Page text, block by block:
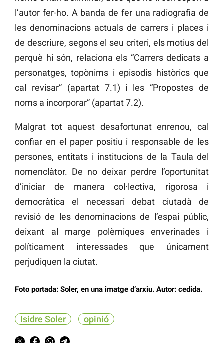
l’autor fer-ho. A banda de fer una radiografia de
les denominacions actuals de carrers i places i
de descriure, segons el seu criteri, els motius del
perquè hi són, relaciona els “Carrers dedicats a
personatges, topònims i episodis històrics que
cal revisar” (apartat 7.1) i les “Propostes de
noms a incorporar” (apartat 7.2).
Malgrat tot aquest desafortunat enrenou, cal
confiar en el paper positiu i responsable de les
persones, entitats i institucions de la Taula del
nomenclàtor. De no deixar perdre l’oportunitat
d’iniciar de manera col·lectiva, rigorosa i
democràtica el necessari debat ciutadà de
revisió de les denominacions de l’espai públic,
deixant al marge polèmiques enverinades i
políticament interessades que únicament
perjudiquen la ciutat.
Foto portada: Soler, en una imatge d’arxiu. Autor: cedida.
Isidre Soler opinió